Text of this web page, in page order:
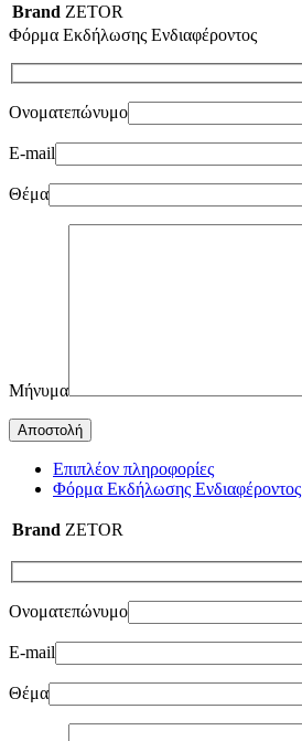
Brand ZETOR
Φόρμα Εκδήλωσης Ενδιαφέροντος
Ονοματεπώνυμο
E-mail
Θέμα
Μήνυμα
Επιπλέον πληροφορίες
Φόρμα Εκδήλωσης Ενδιαφέροντος
Brand ZETOR
Ονοματεπώνυμο
E-mail
Θέμα